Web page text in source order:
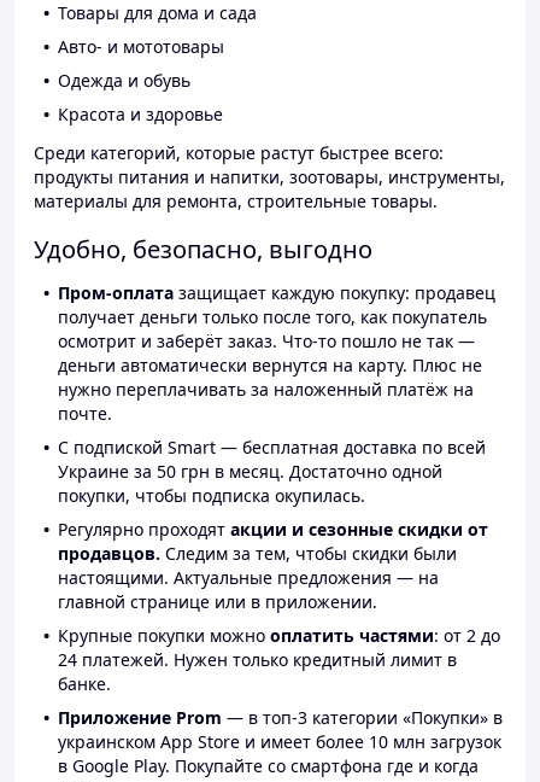
Товары для дома и сада
Авто- и мототовары
Одежда и обувь
Красота и здоровье
Среди категорий, которые растут быстрее всего:
продукты питания и напитки, зоотовары, инструменты,
материалы для ремонта, строительные товары.
Удобно, безопасно, выгодно
Пром-оплата защищает каждую покупку: продавец
получает деньги только после того, как покупатель
осмотрит и заберёт заказ. Что-то пошло не так —
деньги автоматически вернутся на карту. Плюс не
нужно переплачивать за наложенный платёж на
почте.
С подпиской Smart — бесплатная доставка по всей
Украине за 50 грн в месяц. Достаточно одной
покупки, чтобы подписка окупилась.
Регулярно проходят акции и сезонные скидки от
продавцов. Следим за тем, чтобы скидки были
настоящими. Актуальные предложения — на
главной странице или в приложении.
Крупные покупки можно оплатить частями: от 2 до
24 платежей. Нужен только кредитный лимит в
банке.
Приложение Prom — в топ-3 категории «Покупки» в
украинском App Store и имеет более 10 млн загрузок
в Google Play. Покупайте со смартфона где и когда